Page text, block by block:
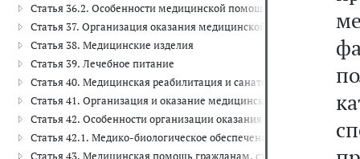
Статья 36.2. Особенности медицинской помощи, оказываемой с
Статья 37. Организация оказания медицинской помощи
Статья 38. Медицинские изделия
Статья 39. Лечебное питание
Статья 40. Медицинская реабилитация и санаторно-курортное
Статья 41. Организация и оказание медицинской помощи при
Статья 42. Особенности организации оказания медицинской
Статья 42.1. Медико-биологическое обеспечение спортсменов
Статья 43. Медицинская помощь гражданам, страдающим